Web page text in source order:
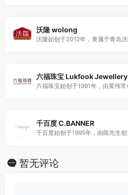
沃隆 wolong
六福珠宝 Lukfook Jewellery
千百度 C.BANNER
暂无评论